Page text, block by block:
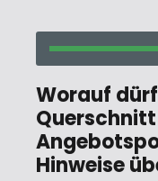
Worauf
Hinweise